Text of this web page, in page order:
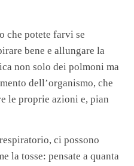
che potete farvi se
bene e allungare la
non solo dei polmoni ma
dell’organismo, che
le proprie azioni e, pian
ci possono
la tosse: pensate a quanta